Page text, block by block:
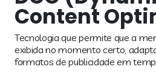
Content
Tecnologia que permite que a
exibida no momento certo,
formatos de publicidade em